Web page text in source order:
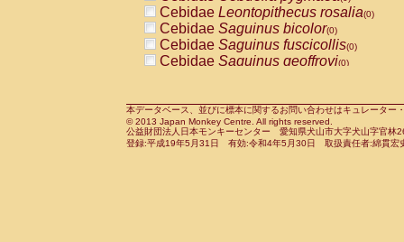
CercopithecidaeCercocebus
CercopithecidaeCercocebus
CercopithecidaeCercocebus
CercopithecidaeCercocebushybrid
CercopithecidaePapio anubis(0)
CercopithecidaePapio cynocephalus
CercopithecidaePapio hamadryas(0)
Cebidae Leontopithecus rosalia(0)
Cebidae Saguinus bicolor(0)
Cebidae Saguinus fuscicollis(0)
Cebidae Saguinus geoffroyi(0)
CebidaeSaguinus leucopus(0)
CebidaeSaguinus midas(0)
Cebidae Saguinus mystax(0)
本データベース、並びに標本に関するお問い合わせはキュレータ
© 2013 Japan Monkey Centre. All rights reserved.
公益財団法人日本モンキーセンター 愛知県犬山市大字犬山字官
登録:平成19年5月31日 有効:令和4年5月30日 取扱責任者:綿貫宏